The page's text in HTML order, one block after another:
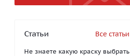
Статьи Все статьи
Не знаете какую краску выбрать